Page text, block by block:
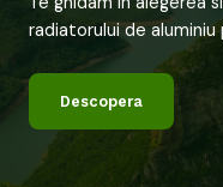
radiatorului de
Descopera